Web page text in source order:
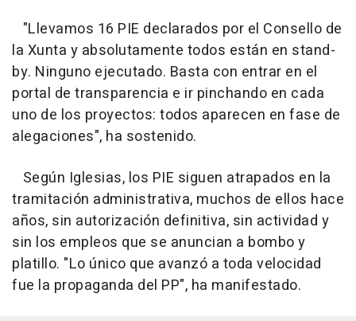
"Llevamos 16 PIE declarados por el Consello de
la Xunta y absolutamente todos están en stand-
by. Ninguno ejecutado. Basta con entrar en el
portal de transparencia e ir pinchando en cada
uno de los proyectos: todos aparecen en fase de
alegaciones", ha sostenido.
Según Iglesias, los PIE siguen atrapados en la
tramitación administrativa, muchos de ellos hace
años, sin autorización definitiva, sin actividad y
sin los empleos que se anuncian a bombo y
platillo. "Lo único que avanzó a toda velocidad
fue la propaganda del PP", ha manifestado.